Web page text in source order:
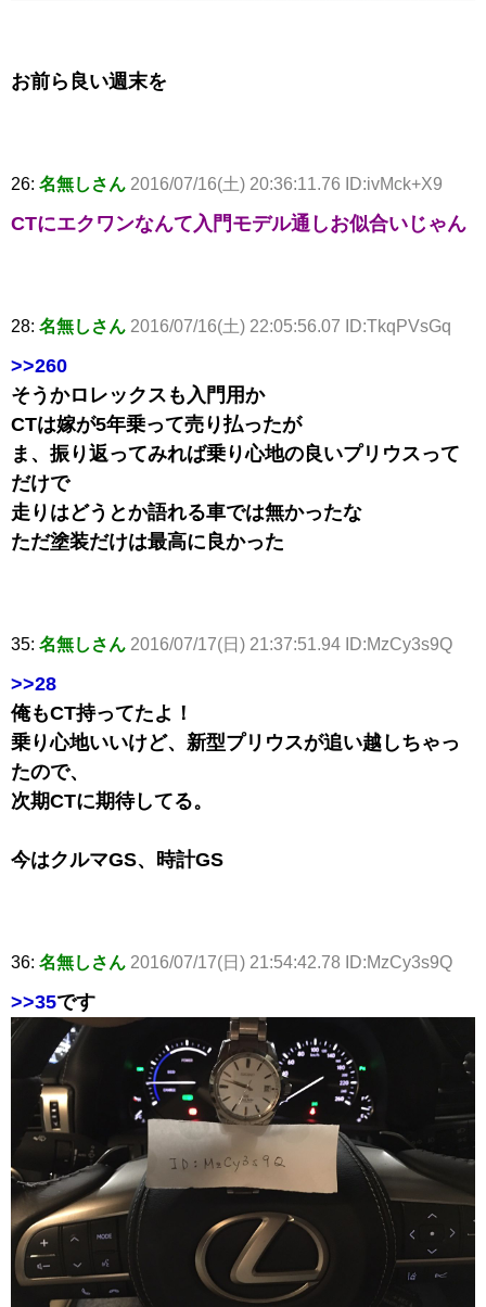
お前ら良い週末を
26: 名無しさん 2016/07/16(土) 20:36:11.76 ID:ivMck+X9
CTにエクワンなんて入門モデル通しお似合いじゃん
28: 名無しさん 2016/07/16(土) 22:05:56.07 ID:TkqPVsGq
>>260
そうかロレックスも入門用か
CTは嫁が5年乗って売り払ったが
ま、振り返ってみれば乗り心地の良いプリウスって
だけで
走りはどうとか語れる車では無かったな
ただ塗装だけは最高に良かった
35: 名無しさん 2016/07/17(日) 21:37:51.94 ID:MzCy3s9Q
>>28
俺もCT持ってたよ！
乗り心地いいけど、新型プリウスが追い越しちゃっ
たので、
次期CTに期待してる。
今はクルマGS、時計GS
36: 名無しさん 2016/07/17(日) 21:54:42.78 ID:MzCy3s9Q
>>35です